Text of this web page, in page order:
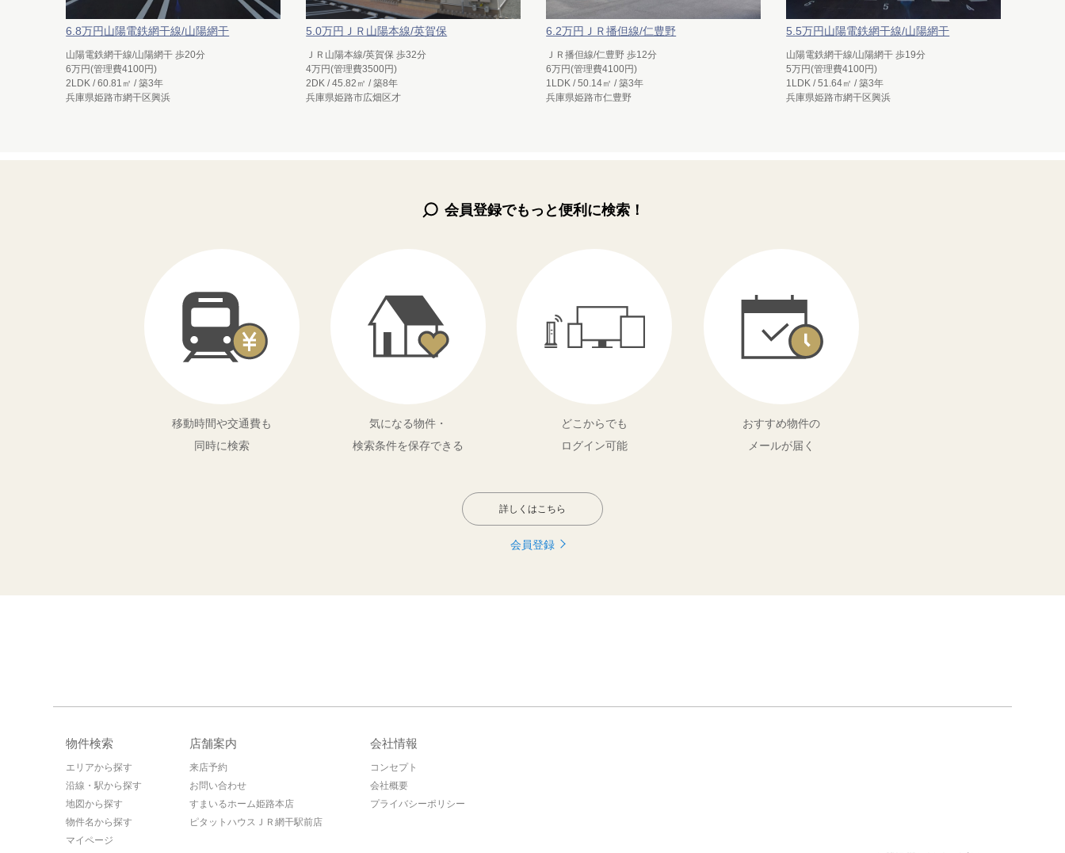
6.8万円山陽電鉄網干線/山陽網干
山陽電鉄網干線/山陽網干 歩20分
6万円(管理費4100円)
2LDK / 60.81㎡ / 築3年
兵庫県姫路市網干区興浜
5.0万円ＪＲ山陽本線/英賀保
ＪＲ山陽本線/英賀保 歩32分
4万円(管理費3500円)
2DK / 45.82㎡ / 築8年
兵庫県姫路市広畑区才
6.2万円ＪＲ播但線/仁豊野
ＪＲ播但線/仁豊野 歩12分
6万円(管理費4100円)
1LDK / 50.14㎡ / 築3年
兵庫県姫路市仁豊野
5.5万円山陽電鉄網干線/山陽網干
山陽電鉄網干線/山陽網干 歩19分
5万円(管理費4100円)
1LDK / 51.64㎡ / 築3年
兵庫県姫路市網干区興浜
会員登録でもっと便利に検索！
移動時間や交通費も
同時に検索
気になる物件・
検索条件を保存できる
どこからでも
ログイン可能
おすすめ物件の
メールが届く
詳しくはこちら
会員登録
物件検索
エリアから探す
沿線・駅から探す
地図から探す
物件名から探す
マイページ
店舗案内
来店予約
お問い合わせ
すまいるホーム姫路本店
ピタットハウスＪＲ網干駅前店
会社情報
コンセプト
会社概要
プライバシーポリシー